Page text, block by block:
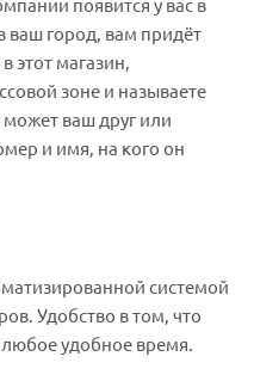
ваш город, вам придёт
этот магазин,
зоне и называете
может ваш друг или
и имя, на кого он
системой
Удобство в том, что
любое удобное время.